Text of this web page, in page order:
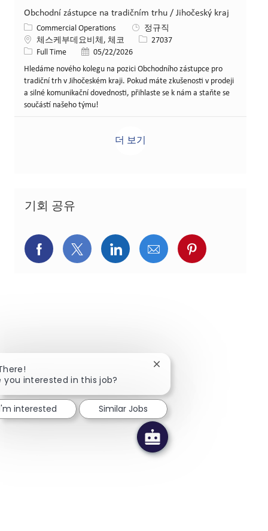
Obchodní zástupce na tradičním trhu / Jihočeský kraj
카테고리
Commercial Operations
정규직
위치체스케부데요비체, 체코 Job ID27037
Job 유형Full Time 게시일05/22/2026
Hledáme nového kolegu na pozici Obchodního zástupce pro
tradiční trh v Jihočeském kraji. Pokud máte zkušenosti v prodeji
a silné komunikační dovednosti, přihlaste se k nám a staňte se
součástí našeho týmu!
더 보기
기회 공유
페이스북을 통해 공유
트위터를 통해 공유
링크드인을 통해 공유
이메일을 통해 공유
핀터레스트
you interested in this job?
Close chatbot notification
interested Similar Jobs